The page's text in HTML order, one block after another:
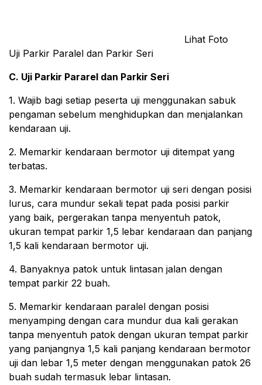
Lihat Foto
Uji Parkir Paralel dan Parkir Seri
C. Uji Parkir Pararel dan Parkir Seri
1. Wajib bagi setiap peserta uji menggunakan sabuk
pengaman sebelum menghidupkan dan menjalankan
kendaraan uji.
2. Memarkir kendaraan bermotor uji ditempat yang
terbatas.
3. Memarkir kendaraan bermotor uji seri dengan posisi
lurus, cara mundur sekali tepat pada posisi parkir
yang baik, pergerakan tanpa menyentuh patok,
ukuran tempat parkir 1,5 lebar kendaraan dan panjang
1,5 kali kendaraan bermotor uji.
4. Banyaknya patok untuk lintasan jalan dengan
tempat parkir 22 buah.
5. Memarkir kendaraan paralel dengan posisi
menyamping dengan cara mundur dua kali gerakan
tanpa menyentuh patok dengan ukuran tempat parkir
yang panjangnya 1,5 kali panjang kendaraan bermotor
uji dan lebar 1,5 meter dengan menggunakan patok 26
buah sudah termasuk lebar lintasan.